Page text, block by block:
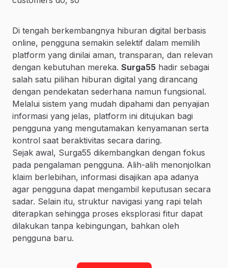
Di tengah berkembangnya hiburan digital berbasis
online, pengguna semakin selektif dalam memilih
platform yang dinilai aman, transparan, dan relevan
dengan kebutuhan mereka. Surga55 hadir sebagai
salah satu pilihan hiburan digital yang dirancang
dengan pendekatan sederhana namun fungsional.
Melalui sistem yang mudah dipahami dan penyajian
informasi yang jelas, platform ini ditujukan bagi
pengguna yang mengutamakan kenyamanan serta
kontrol saat beraktivitas secara daring.
Sejak awal, Surga55 dikembangkan dengan fokus
pada pengalaman pengguna. Alih-alih menonjolkan
klaim berlebihan, informasi disajikan apa adanya
agar pengguna dapat mengambil keputusan secara
sadar. Selain itu, struktur navigasi yang rapi telah
diterapkan sehingga proses eksplorasi fitur dapat
dilakukan tanpa kebingungan, bahkan oleh
pengguna baru.